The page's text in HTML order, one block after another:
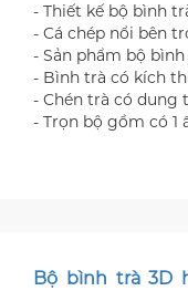
- Thiết kế bộ bình
- Cá chép nổi bên
- Sản phẩm bộ
- Bình trà có kích
- Chén trà có dung
- Trọn bộ gồm có 1
Bộ bình trà 3D